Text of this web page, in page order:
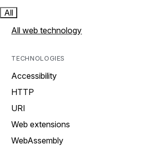
All
All web technology
TECHNOLOGIES
Accessibility
HTTP
URI
Web extensions
WebAssembly